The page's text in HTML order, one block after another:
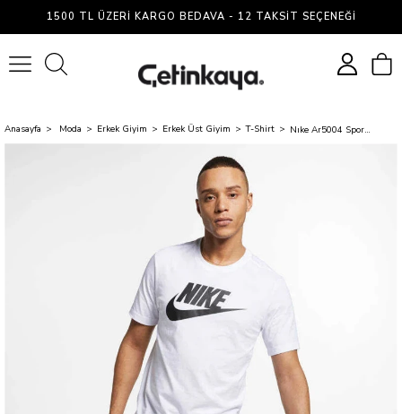
1500 TL ÜZERI KARGO BEDAVA - 12 TAKSIT SEÇENEĞI
Anasayfa Moda Erkek Giyim Erkek Üst Giyim T-Shirt Nıke Ar5004 Sportswear T-Shırt 101 Whıte/Black Erkek T-Shırt